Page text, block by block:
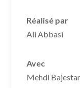
Réalisé par
Ali Abbasi
Avec
Mehdi